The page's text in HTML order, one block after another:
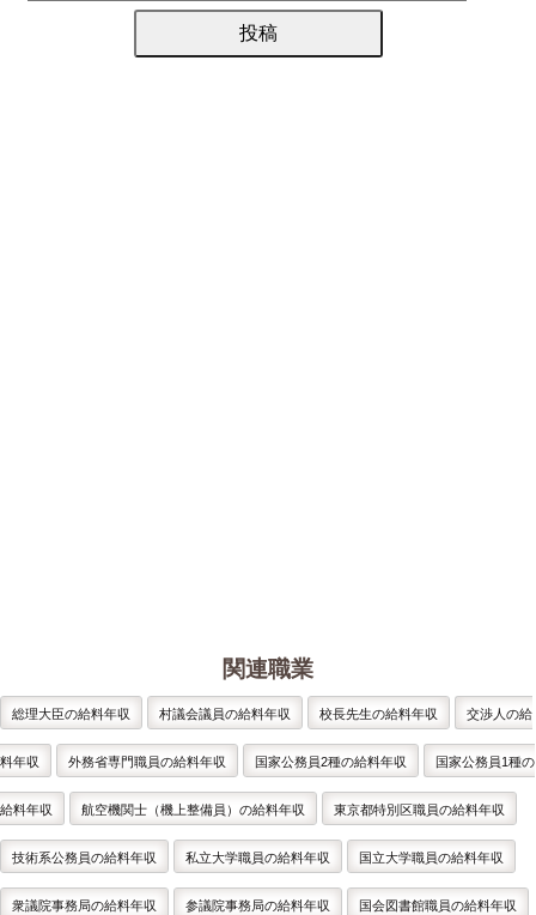
関連職業
総理大臣の給料年収 村議会議員の給料年収 校長先生の給料年収 交渉人の給
料年収 外務省専門職員の給料年収 国家公務員2種の給料年収 国家公務員1種の
給料年収 航空機関士（機上整備員）の給料年収 東京都特別区職員の給料年収
技術系公務員の給料年収 私立大学職員の給料年収 国立大学職員の給料年収
衆議院事務局の給料年収 参議院事務局の給料年収 国会図書館職員の給料年収